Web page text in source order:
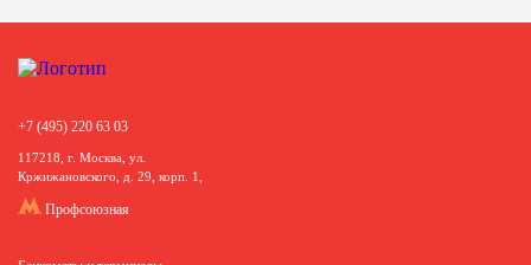
+7 (495) 220 63 03
117218, г. Москва, ул.
Кржижановского, д. 29, корп. 1,
Профсоюзная